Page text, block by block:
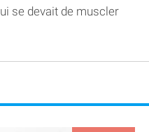
se devait de muscler